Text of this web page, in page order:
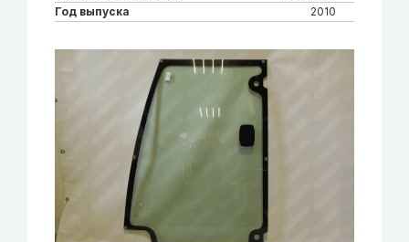
Год выпуска
2010